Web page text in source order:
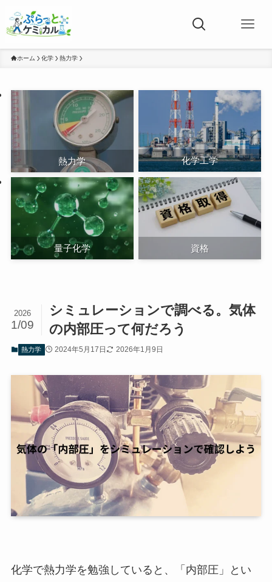
ホーム 化学 熱力学
熱力学 化学工学
量子化学 資格
シミュレーションで調べる。気体
の内部圧って何だろう
2026
1/09
熱力学 2024年5月17日 2026年1月9日
化学で熱力学を勉強していると、「内部圧」とい